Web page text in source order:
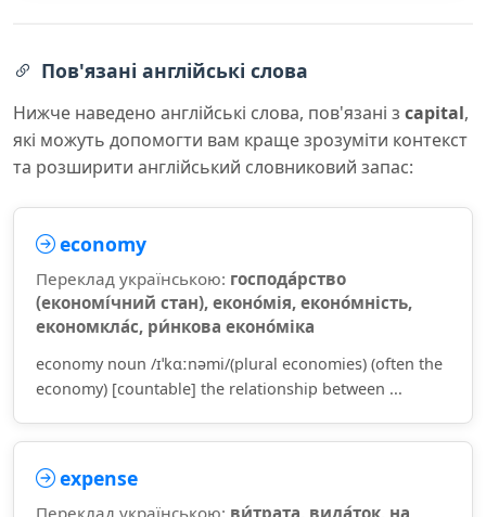
Пов'язані англійські слова
Нижче наведено англійські слова, пов'язані з capital,
які можуть допомогти вам краще зрозуміти контекст
та розширити англійський словниковий запас:
economy
Переклад українською: господа́рство
(економі́чний стан), еконо́мія, еконо́мність,
економкла́с, ри́нкова еконо́міка
economy noun /ɪˈkɑːnəmi/(plural economies) (often the
economy) [countable] the relationship between ...
expense
Переклад українською: ви́трата, вида́ток, на